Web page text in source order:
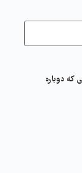
که دوباره